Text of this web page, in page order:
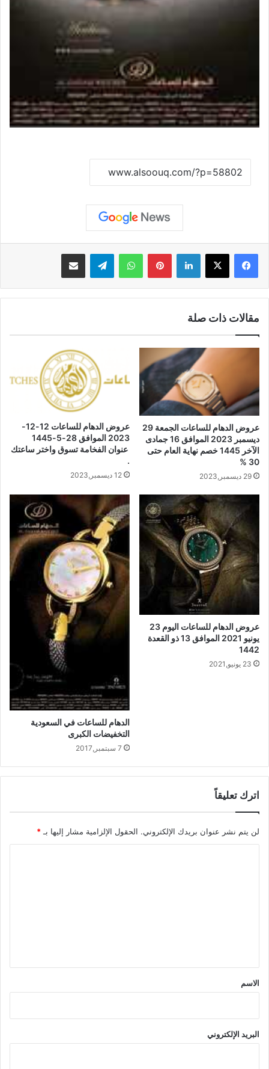
لينكدإن بينتيريستواتساب تيلقرام مشاركة عبر البريد
مقالات ذات صلة
عروض الدهام للساعات الجمعة 29
ديسمبر 2023 الموافق 16 جمادى
الآخر 1445 خصم نهاية العام حتى
30 %
29 ديسمبر,2023
عروض الدهام للساعات 12-12-
2023 الموافق 28-5-1445
عنوان الفخامة تسوق واختر ساعتك
.
12 ديسمبر,2023
عروض الدهام للساعات اليوم 23
يونيو 2021 الموافق 13 ذو القعدة
1442
23 يونيو,2021
الدهام للساعات في السعودية
التخفيضات الكبرى
7 سبتمبر,2017
اترك تعليقاً
لن يتم نشر عنوان بريدك الإلكتروني. الحقول الإلزامية مشار إليها بـ *
*
الاسم
البريد الإلكتروني